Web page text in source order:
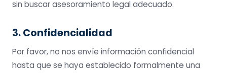
sin buscar asesoramiento legal adecuado.
3. Confidencialidad
Por favor, no nos envíe información confidencial
hasta que se haya establecido formalmente una